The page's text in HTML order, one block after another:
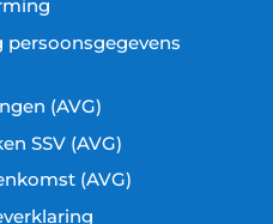
(AVG)
SSV (AVG)
(AVG)